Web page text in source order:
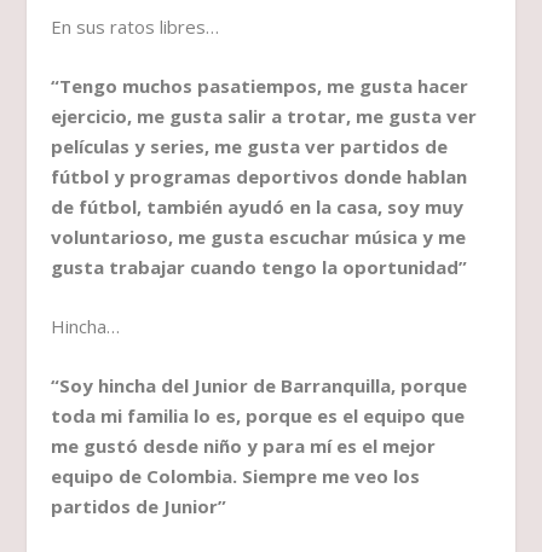
En sus ratos libres…
“Tengo muchos pasatiempos, me gusta hacer
ejercicio, me gusta salir a trotar, me gusta ver
películas y series, me gusta ver partidos de
fútbol y programas deportivos donde hablan
de fútbol, también ayudó en la casa, soy muy
voluntarioso, me gusta escuchar música y me
gusta trabajar cuando tengo la oportunidad”
Hincha…
“Soy hincha del Junior de Barranquilla, porque
toda mi familia lo es, porque es el equipo que
me gustó desde niño y para mí es el mejor
equipo de Colombia. Siempre me veo los
partidos de Junior”